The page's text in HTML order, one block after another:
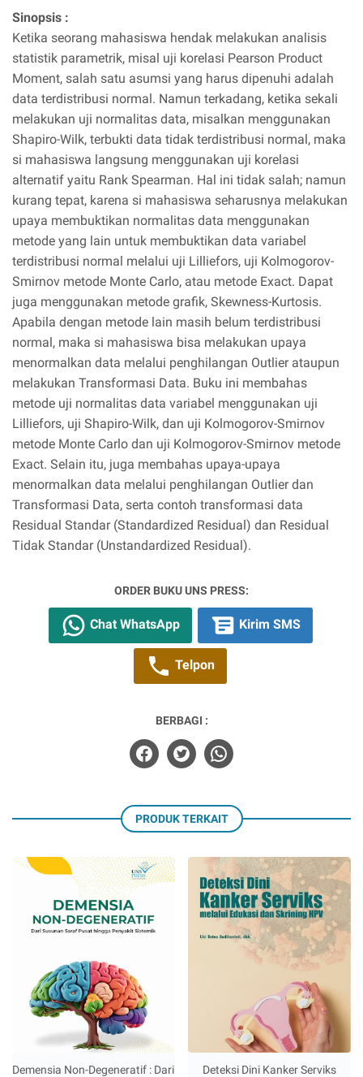
Sinopsis :
Ketika seorang mahasiswa hendak melakukan analisis
statistik parametrik, misal uji korelasi Pearson Product
Moment, salah satu asumsi yang harus dipenuhi adalah
data terdistribusi normal. Namun terkadang, ketika sekali
melakukan uji normalitas data, misalkan menggunakan
Shapiro-Wilk, terbukti data tidak terdistribusi normal, maka
si mahasiswa langsung menggunakan uji korelasi
alternatif yaitu Rank Spearman. Hal ini tidak salah; namun
kurang tepat, karena si mahasiswa seharusnya melakukan
upaya membuktikan normalitas data menggunakan
metode yang lain untuk membuktikan data variabel
terdistribusi normal melalui uji Lilliefors, uji Kolmogorov-
Smirnov metode Monte Carlo, atau metode Exact. Dapat
juga menggunakan metode grafik, Skewness-Kurtosis.
Apabila dengan metode lain masih belum terdistribusi
normal, maka si mahasiswa bisa melakukan upaya
menormalkan data melalui penghilangan Outlier ataupun
melakukan Transformasi Data. Buku ini membahas
metode uji normalitas data variabel menggunakan uji
Lilliefors, uji Shapiro-Wilk, dan uji Kolmogorov-Smirnov
metode Monte Carlo dan uji Kolmogorov-Smirnov metode
Exact. Selain itu, juga membahas upaya-upaya
menormalkan data melalui penghilangan Outlier dan
Transformasi Data, serta contoh transformasi data
Residual Standar (Standardized Residual) dan Residual
Tidak Standar (Unstandardized Residual).
ORDER BUKU UNS PRESS:
Chat WhatsApp Kirim SMS
Telpon
BERBAGI :
PRODUK TERKAIT
Demensia Non-Degeneratif : Dari
Deteksi Dini Kanker Serviks